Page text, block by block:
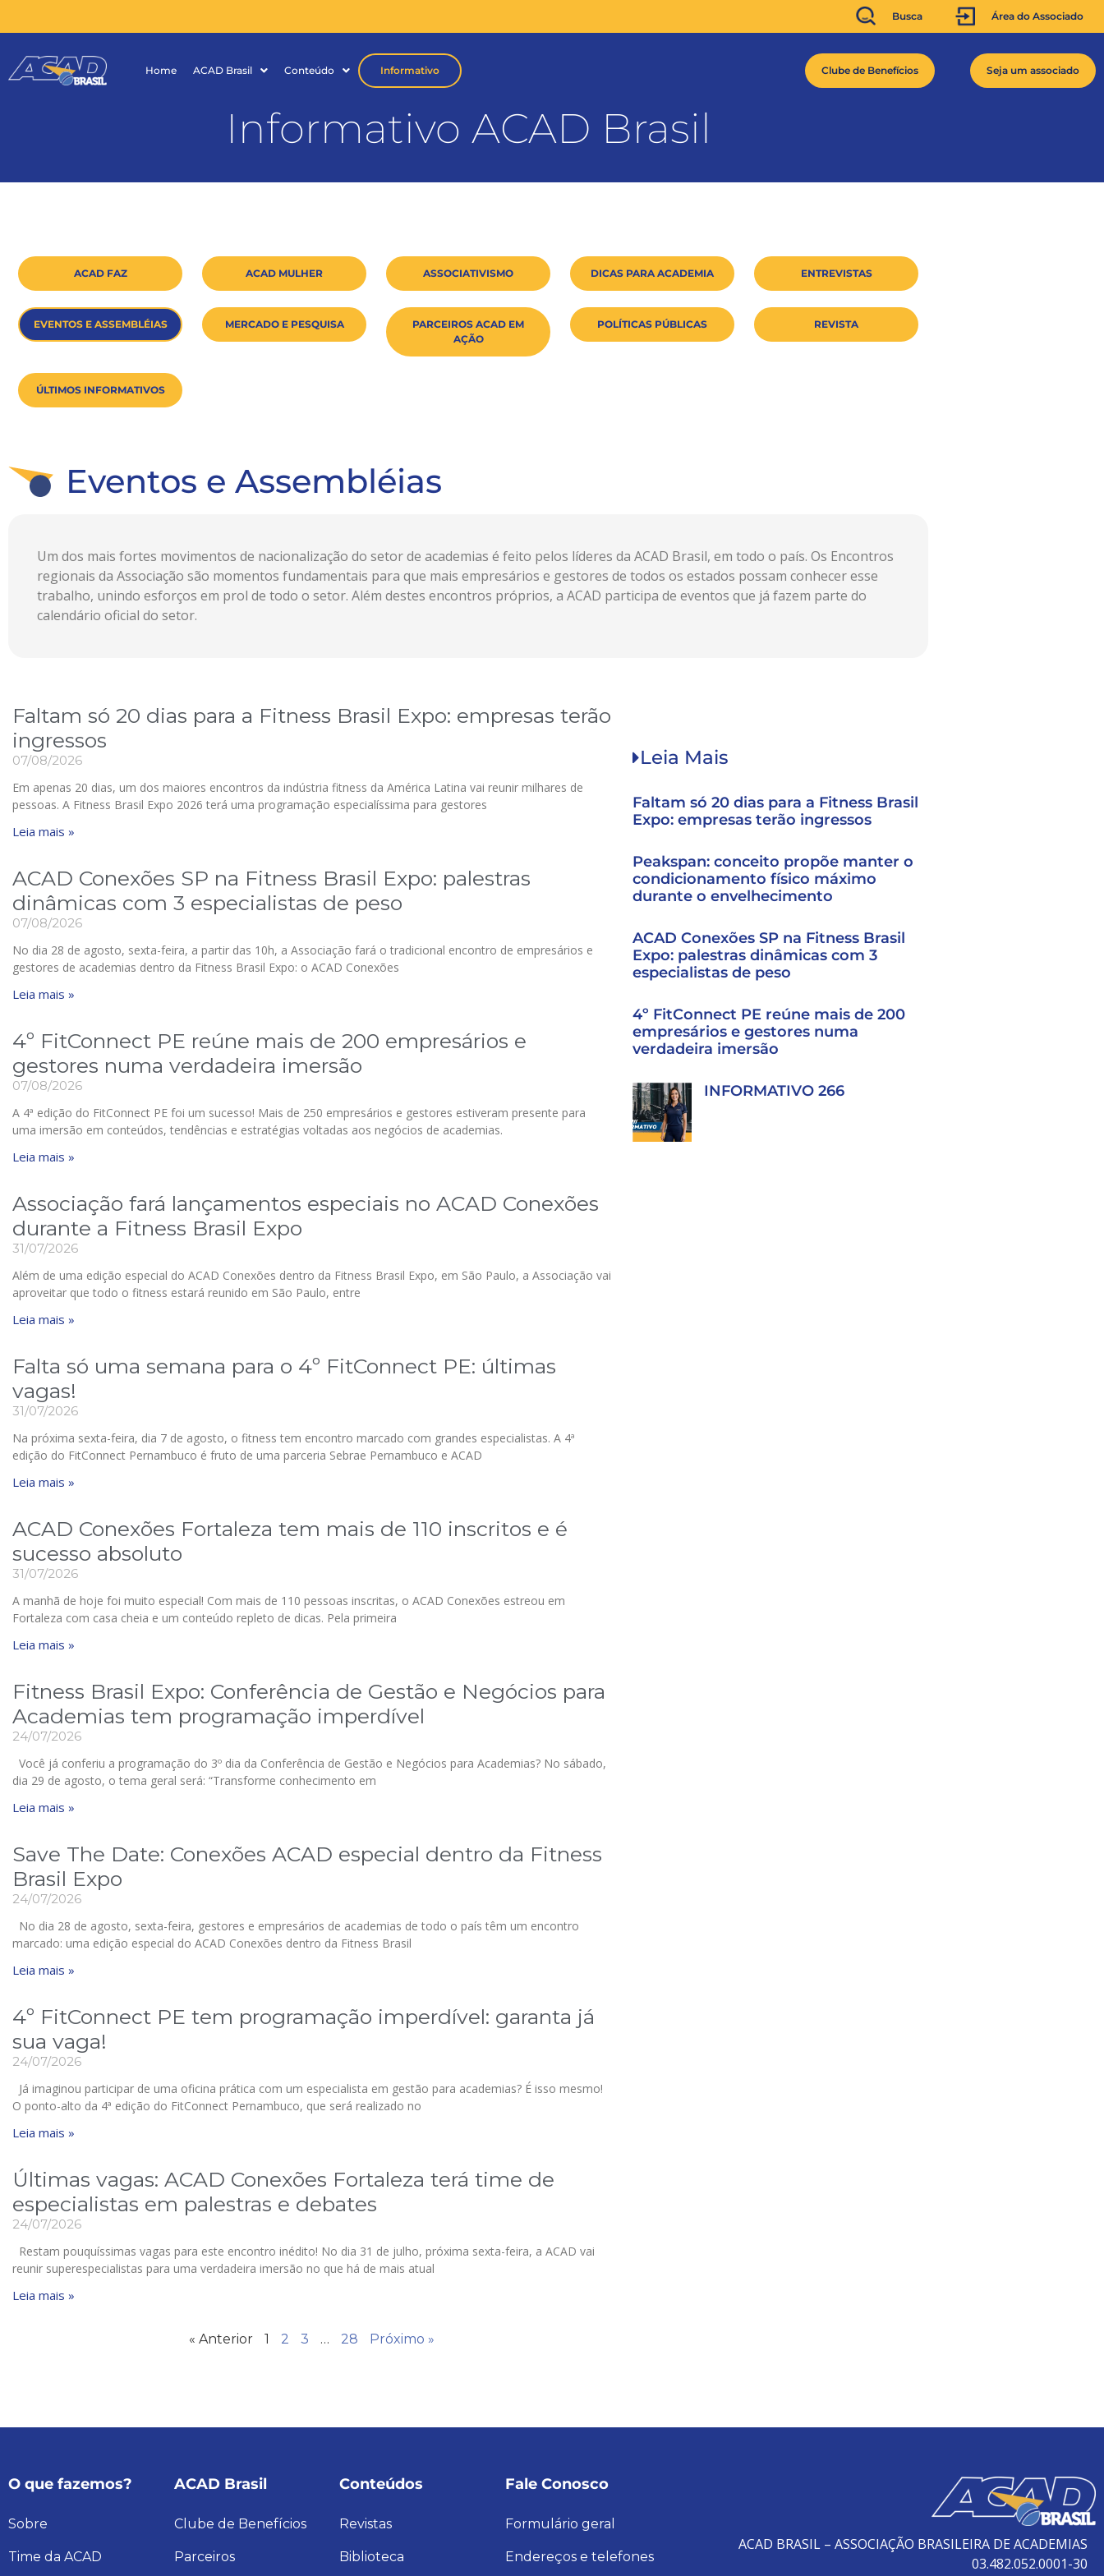
Busca Área do Associado
Home ACAD Brasil Conteúdo Informativo Clube de Benefícios Seja um associado
Informativo ACAD Brasil
ACAD FAZ ACAD MULHER ASSOCIATIVISMO DICAS PARA ACADEMIA ENTREVISTAS
EVENTOS E ASSEMBLÉIAS MERCADO E PESQUISA
PARCEIROS ACAD EM
AÇÃO
POLÍTICAS PÚBLICAS REVISTA
ÚLTIMOS INFORMATIVOS
Eventos e Assembléias
Um dos mais fortes movimentos de nacionalização do setor de academias é feito pelos líderes da ACAD Brasil, em todo o país. Os Encontros
regionais da Associação são momentos fundamentais para que mais empresários e gestores de todos os estados possam conhecer esse
trabalho, unindo esforços em prol de todo o setor. Além destes encontros próprios, a ACAD participa de eventos que já fazem parte do
calendário oficial do setor.
Faltam só 20 dias para a Fitness Brasil Expo: empresas terão
ingressos
07/08/2026
Em apenas 20 dias, um dos maiores encontros da indústria fitness da América Latina vai reunir milhares de
pessoas. A Fitness Brasil Expo 2026 terá uma programação especialíssima para gestores
Leia mais »
ACAD Conexões SP na Fitness Brasil Expo: palestras
dinâmicas com 3 especialistas de peso
07/08/2026
No dia 28 de agosto, sexta-feira, a partir das 10h, a Associação fará o tradicional encontro de empresários e
gestores de academias dentro da Fitness Brasil Expo: o ACAD Conexões
Leia mais »
4º FitConnect PE reúne mais de 200 empresários e
gestores numa verdadeira imersão
07/08/2026
A 4ª edição do FitConnect PE foi um sucesso! Mais de 250 empresários e gestores estiveram presente para
uma imersão em conteúdos, tendências e estratégias voltadas aos negócios de academias.
Leia mais »
Associação fará lançamentos especiais no ACAD Conexões
durante a Fitness Brasil Expo
31/07/2026
Além de uma edição especial do ACAD Conexões dentro da Fitness Brasil Expo, em São Paulo, a Associação vai
aproveitar que todo o fitness estará reunido em São Paulo, entre
Leia mais »
Falta só uma semana para o 4º FitConnect PE: últimas
vagas!
31/07/2026
Na próxima sexta-feira, dia 7 de agosto, o fitness tem encontro marcado com grandes especialistas. A 4ª
edição do FitConnect Pernambuco é fruto de uma parceria Sebrae Pernambuco e ACAD
Leia mais »
ACAD Conexões Fortaleza tem mais de 110 inscritos e é
sucesso absoluto
31/07/2026
A manhã de hoje foi muito especial! Com mais de 110 pessoas inscritas, o ACAD Conexões estreou em
Fortaleza com casa cheia e um conteúdo repleto de dicas. Pela primeira
Leia mais »
Fitness Brasil Expo: Conferência de Gestão e Negócios para
Academias tem programação imperdível
24/07/2026
Você já conferiu a programação do 3º dia da Conferência de Gestão e Negócios para Academias? No sábado,
dia 29 de agosto, o tema geral será: “Transforme conhecimento em
Leia mais »
Save The Date: Conexões ACAD especial dentro da Fitness
Brasil Expo
24/07/2026
No dia 28 de agosto, sexta-feira, gestores e empresários de academias de todo o país têm um encontro
marcado: uma edição especial do ACAD Conexões dentro da Fitness Brasil
Leia mais »
4º FitConnect PE tem programação imperdível: garanta já
sua vaga!
24/07/2026
Já imaginou participar de uma oficina prática com um especialista em gestão para academias? É isso mesmo!
O ponto-alto da 4ª edição do FitConnect Pernambuco, que será realizado no
Leia mais »
Últimas vagas: ACAD Conexões Fortaleza terá time de
especialistas em palestras e debates
24/07/2026
Restam pouquíssimas vagas para este encontro inédito! No dia 31 de julho, próxima sexta-feira, a ACAD vai
reunir superespecialistas para uma verdadeira imersão no que há de mais atual
Leia mais »
« Anterior 1 2 3 … 28 Próximo »
Leia Mais
Faltam só 20 dias para a Fitness Brasil
Expo: empresas terão ingressos
Peakspan: conceito propõe manter o
condicionamento físico máximo
durante o envelhecimento
ACAD Conexões SP na Fitness Brasil
Expo: palestras dinâmicas com 3
especialistas de peso
4º FitConnect PE reúne mais de 200
empresários e gestores numa
verdadeira imersão
INFORMATIVO 266
O que fazemos?
Sobre
Time da ACAD
ACAD Brasil
Clube de Benefícios
Parceiros
Conteúdos
Revistas
Biblioteca
Fale Conosco
Formulário geral
Endereços e telefones
ACAD BRASIL – ASSOCIAÇÃO BRASILEIRA DE ACADEMIAS
03.482.052.0001-30